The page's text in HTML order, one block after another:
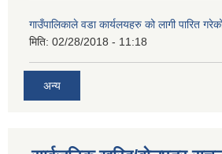
गाउँपालिकाले वडा कार्यलयहरु को लागी पारित
मिति: 02/28/2018 - 11:18
अन्य